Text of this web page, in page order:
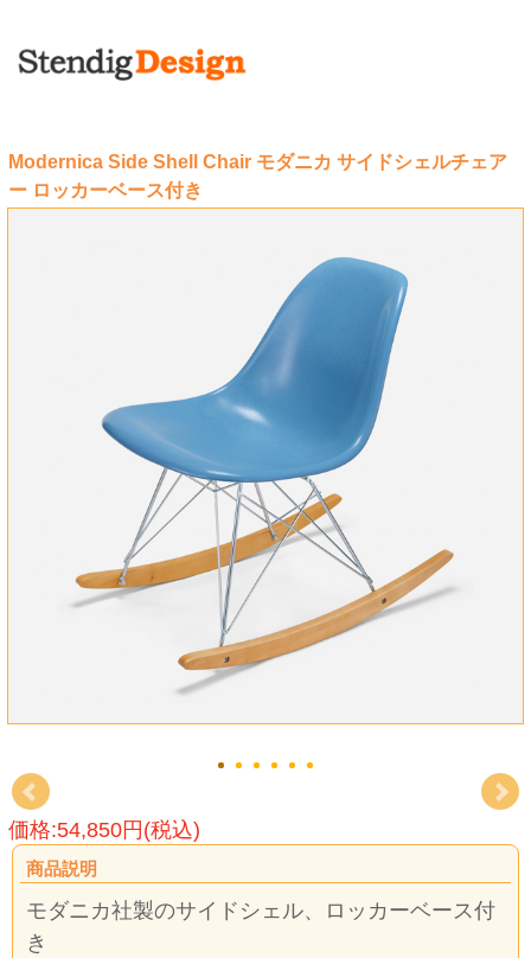
Modernica Side Shell Chair モダニカ サイドシェルチェア
ー ロッカーベース付き
価格:54,850円(税込)
商品説明
モダニカ社製のサイドシェル、ロッカーベース付
き